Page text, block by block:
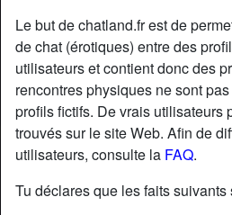
Le but de chatland.fr est de
de chat (érotiques) entre des
utilisateurs et contient donc des
rencontres physiques ne sont
profils fictifs. De vrais utilisateurs
trouvés sur le site Web. Afin de
utilisateurs, consulte la FAQ.
Tu déclares que les faits suivants
starAjouter